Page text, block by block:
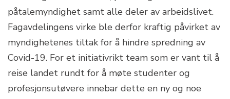
påtalemyndighet samt alle deler av arbeidslivet.
Fagavdelingens virke ble derfor kraftig påvirket av
myndighetenes tiltak for å hindre spredning av
Covid-19. For et initiativrikt team som er vant til å
reise landet rundt for å møte studenter og
profesjonsutøvere innebar dette en ny og noe